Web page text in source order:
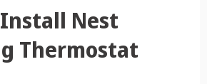
Install Nest
Thermostat